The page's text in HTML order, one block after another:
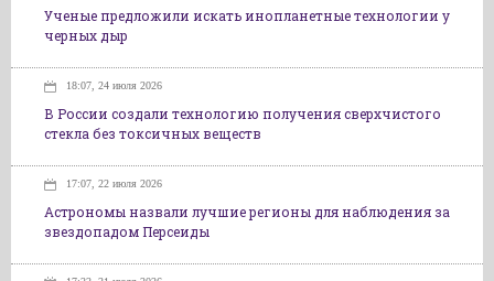
Ученые предложили искать инопланетные технологии у
черных дыр
18:07, 24 июля 2026
В России создали технологию получения сверхчистого
стекла без токсичных веществ
17:07, 22 июля 2026
Астрономы назвали лучшие регионы для наблюдения за
звездопадом Персеиды